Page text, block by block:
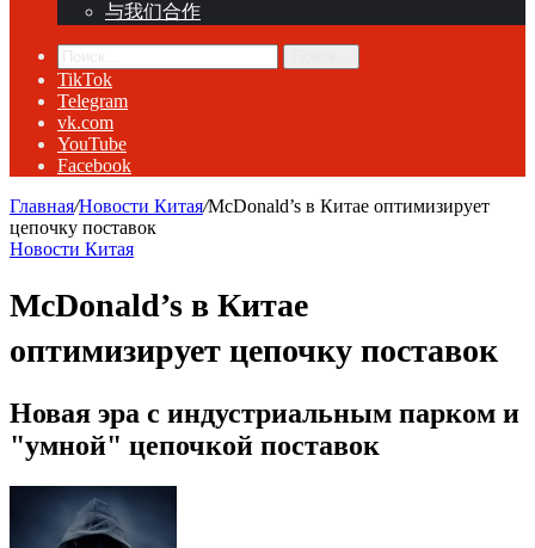
与我们合作
TikTok
Telegram
vk.com
YouTube
Facebook
Главная/Новости Китая/McDonald’s в Китае оптимизирует
цепочку поставок
Новости Китая
McDonald’s в Китае
оптимизирует цепочку поставок
Новая эра с индустриальным парком и
"умной" цепочкой поставок